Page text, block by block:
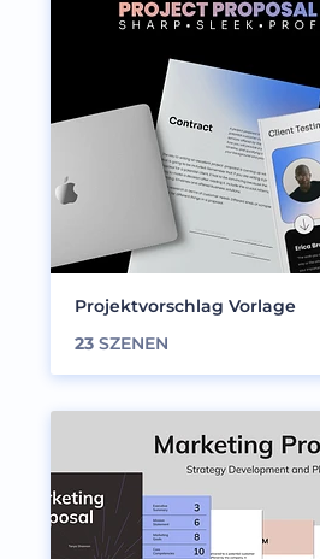
Projektvorschlag Vorlage
23 SZENEN